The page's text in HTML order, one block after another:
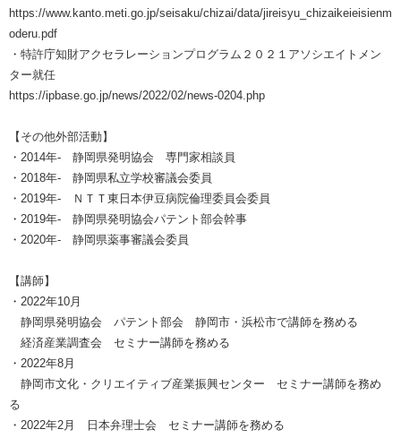
https://www.kanto.meti.go.jp/seisaku/chizai/data/jireisyu_chizaikeieisienm
oderu.pdf
・特許庁知財アクセラレーションプログラム２０２１アソシエイトメン
ター就任
https://ipbase.go.jp/news/2022/02/news-0204.php
【その他外部活動】
・2014年- 静岡県発明協会 専門家相談員
・2018年- 静岡県私立学校審議会委員
・2019年- ＮＴＴ東日本伊豆病院倫理委員会委員
・2019年- 静岡県発明協会パテント部会幹事
・2020年- 静岡県薬事審議会委員
【講師】
・2022年10月
静岡県発明協会 パテント部会 静岡市・浜松市で講師を務める
経済産業調査会 セミナー講師を務める
・2022年8月
静岡市文化・クリエイティブ産業振興センター セミナー講師を務め
る
・2022年2月 日本弁理士会 セミナー講師を務める